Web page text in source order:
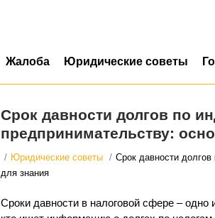
Жалоба Юридические советы
Срок давности долгов по
предпринимательству:
/ Юридические советы / Срок давности
для знания
Сроки давности в налоговой сфере –